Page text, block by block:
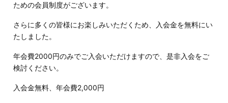
ための会員制度がございます。
さらに多くの皆様にお楽しみいただくため、入会金を無料にい
たしました。
年会費2000円のみでご入会いただけますので、是非入会をご
検討ください。
入会金無料、年会費2,000円